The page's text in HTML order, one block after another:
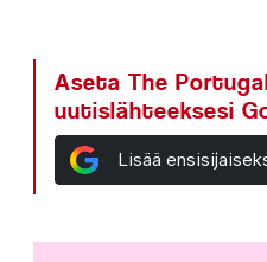
Aseta The
uutislähteeksesi
Lisää